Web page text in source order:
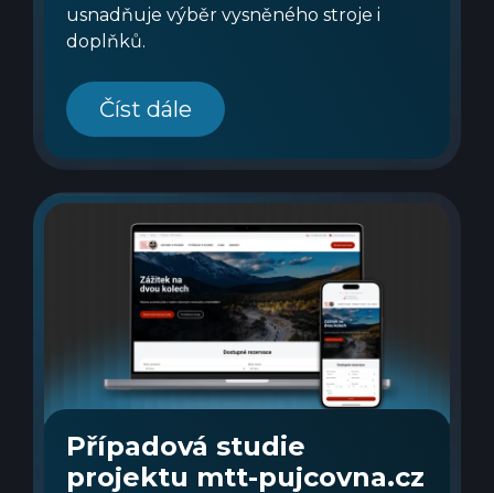
usnadňuje výběr vysněného stroje i
doplňků.
Číst dále
Případová studie
projektu mtt-pujcovna.cz